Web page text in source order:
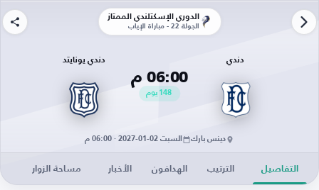
الدوري الإسكتلندي الممتاز
الجولة 22 - مباراة الإياب
دندي
06:00 م
148 يوم
دندي يونايتد
دينس بارك السبت 02-01-2027 · 06:00 م
التفاصيل الترتيب الهدافون الأخبار مساحة الزوار